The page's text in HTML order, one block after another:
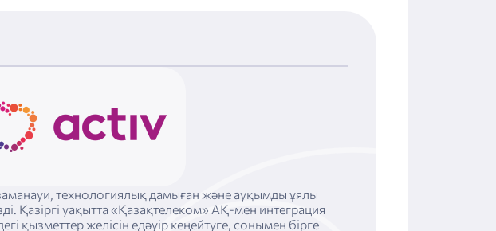
технологиялық дамыған және ауқымды ұялы
Қазіргі уақытта «Қазақтелеком» АҚ-мен интеграция
қызметтер желісін едәуір кеңейтуге, сонымен бірге